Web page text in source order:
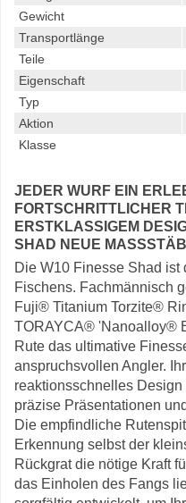
Gewicht
Transportlänge
Teile
Eigenschaft
Typ
Aktion
Klasse
JEDER WURF EIN
FORTSCHRITTLICHER
ERSTKLASSIGEM
SHAD NEUE
Die W10 Finesse Shad ist
Fischens. Fachmännisch
Fuji® Titanium Torzite®
TORAYCA® 'Nanoalloy®
Rute das ultimative
anspruchsvollen Angler.
reaktionsschnelles
präzise Präsentationen
Die empfindliche
Erkennung selbst der
Rückgrat die nötige Kraft
das Einholen des Fangs